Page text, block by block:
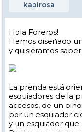
kapirosa
Hola Foreros!
Hemos diseñado
y quisiéramos
La prenda está
esquiadores de la
accesos, de un
por un esquiador
y un esquiador que